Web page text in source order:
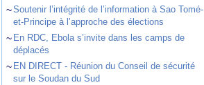
~Soutenir l’intégrité de l’information à Sao Tomé-
et-Principe à l’approche des élections
~ En RDC, Ebola s’invite dans les camps de
déplacés
~ EN DIRECT - Réunion du Conseil de sécurité
sur le Soudan du Sud